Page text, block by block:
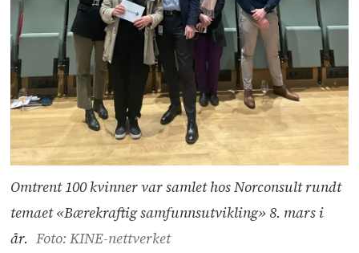
Omtrent 100 kvinner var samlet hos Norconsult rundt
temaet «Bærekraftig samfunnsutvikling» 8. mars i
år. Foto: KINE-nettverket